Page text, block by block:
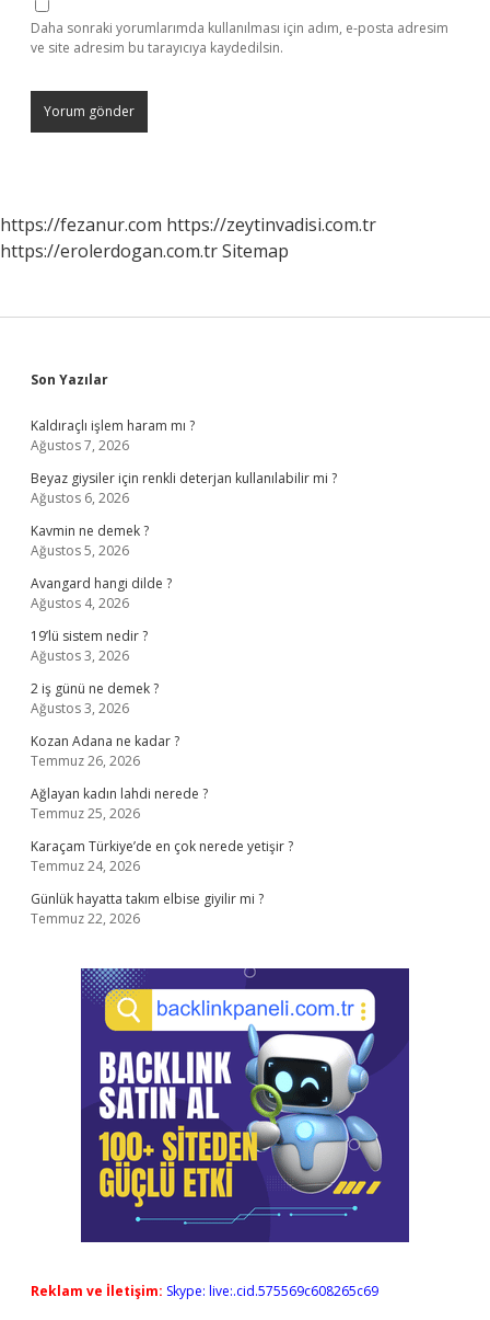
Daha sonraki yorumlarımda kullanılması için adım, e-posta adresim
ve site adresim bu tarayıcıya kaydedilsin.
https://fezanur.com https://zeytinvadisi.com.tr
https://erolerdogan.com.trSitemap
Sidebar
Son Yazılar
Kaldıraçlı işlem haram mı ?
Ağustos 7, 2026
Beyaz giysiler için renkli deterjan kullanılabilir mi ?
Ağustos 6, 2026
Kavmin ne demek ?
Ağustos 5, 2026
Avangard hangi dilde ?
Ağustos 4, 2026
19’lü sistem nedir ?
Ağustos 3, 2026
2 iş günü ne demek ?
Ağustos 3, 2026
Kozan Adana ne kadar ?
Temmuz 26, 2026
Ağlayan kadın lahdi nerede ?
Temmuz 25, 2026
Karaçam Türkiye’de en çok nerede yetişir ?
Temmuz 24, 2026
Günlük hayatta takım elbise giyilir mi ?
Temmuz 22, 2026
Reklam ve İletişim: Skype: live:.cid.575569c608265c69